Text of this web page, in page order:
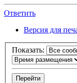
Ответить
Версия для
Показать: